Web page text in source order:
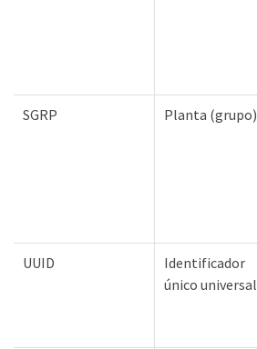
SGRP Planta (grupo)
UUID
Identificador
único universal